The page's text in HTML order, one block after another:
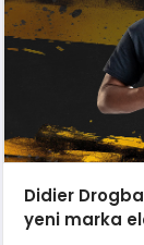
Didier
yeni marka